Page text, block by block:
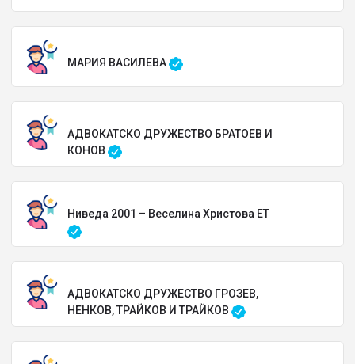
МАРИЯ ВАСИЛЕВА
АДВОКАТСКО ДРУЖЕСТВО БРАТОЕВ И
КОНОВ
Ниведа 2001 – Веселина Христова ЕТ
АДВОКАТСКО ДРУЖЕСТВО ГРОЗЕВ,
НЕНКОВ, ТРАЙКОВ И ТРАЙКОВ